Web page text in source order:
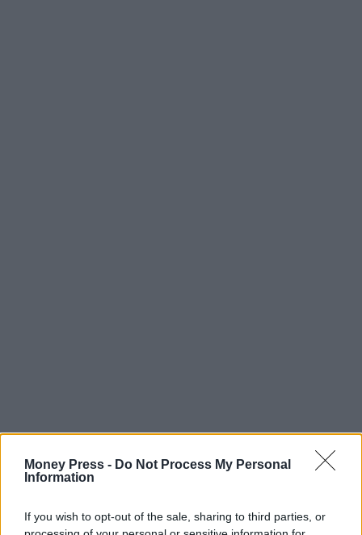
Money Press - Do Not Process My Personal
Information
If you wish to opt-out of the sale, sharing to third parties, or